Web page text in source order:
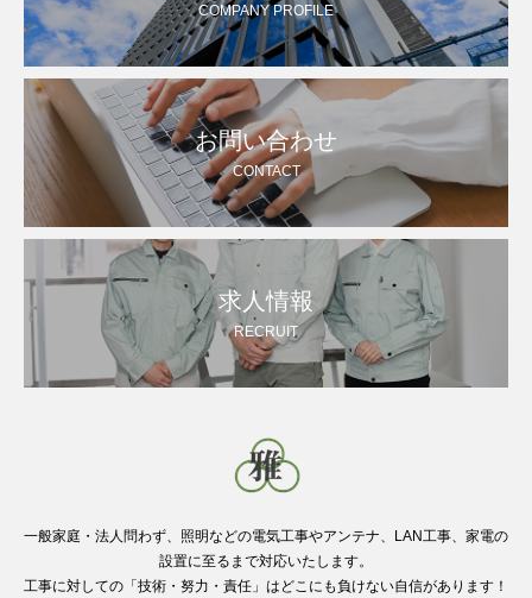
COMPANY PROFILE
お問い合わせ
CONTACT
求人情報
RECRUIT
一般家庭・法人問わず、照明などの電気工事やアンテナ、LAN工事、家電の
設置に至るまで対応いたします。
工事に対しての「技術・努力・責任」はどこにも負けない自信があります！